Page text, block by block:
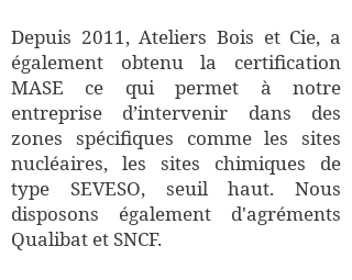
Depuis 2011, Ateliers Bois et Cie, a
également obtenu la certification
MASE ce qui permet à notre
entreprise d’intervenir dans des
zones spécifiques comme les sites
nucléaires, les sites chimiques de
type SEVESO, seuil haut. Nous
disposons également d'agréments
Qualibat et SNCF.